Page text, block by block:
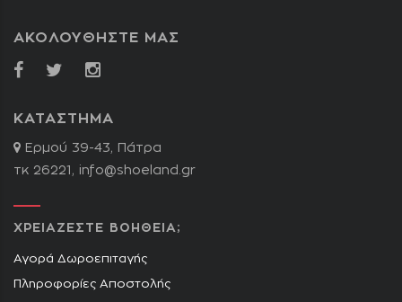
ΑΚΟΛΟΥΘΗΣΤΕ ΜΑΣ
ΚΑΤΑΣΤΗΜΑ
Ερμού 39-43, Πάτρα
τκ 26221, info@shoeland.gr
ΧΡΕΙΑΖΕΣΤΕ ΒΟΗΘΕΙΑ;
Αγορά Δωροεπιταγής
Πληροφορίες Αποστολής